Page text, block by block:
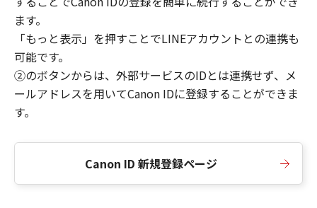
ます。
「もっと表示」を押すことでLINEアカウントとの連携も
可能です。
②のボタンからは、外部サービスのIDとは連携せず、メ
ールアドレスを用いてCanon IDに登録することができま
す。
Canon ID 新規登録ページ